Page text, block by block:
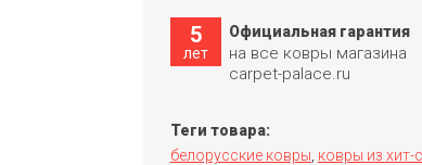
5
лет
Официальная гарантия
на все ковры магазина
carpet-palace.ru
Теги товара:
белорусские ковры ковры из хит-